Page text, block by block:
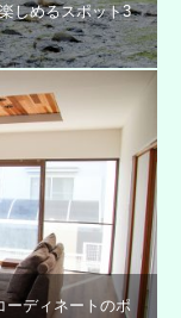
しめるスポット3
ーディネートのポ